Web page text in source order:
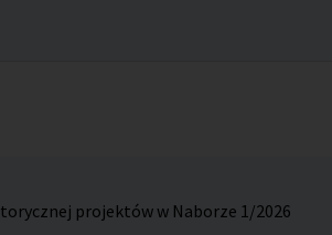
projektów w Naborze 1/2026